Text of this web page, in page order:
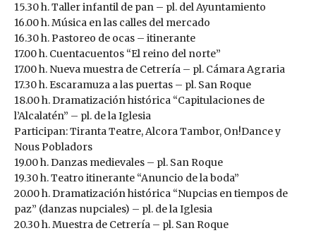
15.30 h. Taller infantil de pan – pl. del Ayuntamiento
16.00 h. Música en las calles del mercado
16.30 h. Pastoreo de ocas – itinerante
17.00 h. Cuentacuentos “El reino del norte”
17.00 h. Nueva muestra de Cetrería – pl. Cámara Agraria
17.30 h. Escaramuza a las puertas – pl. San Roque
18.00 h. Dramatización histórica “Capitulaciones de
l’Alcalatén” – pl. de la Iglesia
Participan: Tiranta Teatre, Alcora Tambor, On!Dance y
Nous Pobladors
19.00 h. Danzas medievales – pl. San Roque
19.30 h. Teatro itinerante “Anuncio de la boda”
20.00 h. Dramatización histórica “Nupcias en tiempos de
paz” (danzas nupciales) – pl. de la Iglesia
20.30 h. Muestra de Cetrería – pl. San Roque